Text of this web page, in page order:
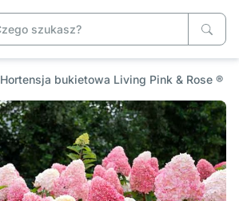
Hortensja bukietowa Living Pink & Rose ®